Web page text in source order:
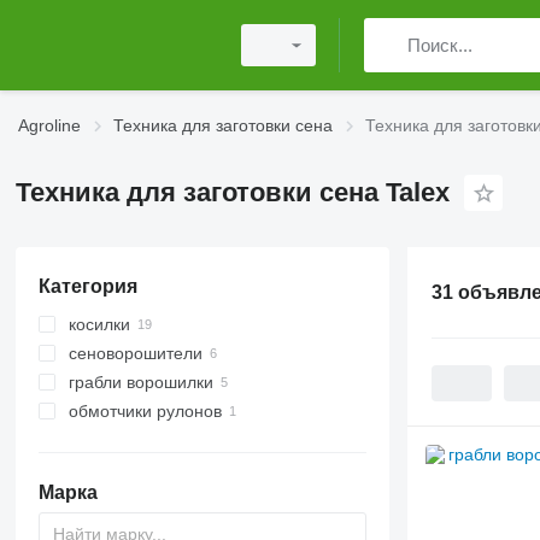
Agroline Техника для заготовки сена Техника для
Техника для заготовки сена Talex
Категория
косилки
роторные косилки
косилки для обочин
сеноворошители
грабли ворошилки
обмотчики рулонов
Марка
31